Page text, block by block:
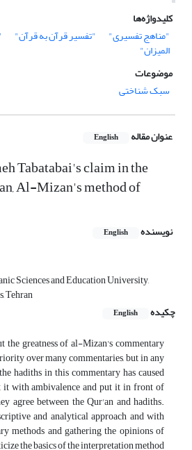
کلیدواژه‌ها
"مناهج تفسیری"
"تفسیر قرآن به قرآن"
المیزان"
موضوعات
سبک شناختی
عنوان مقاله English
Tabatabai's claim in the
Al-Mizan's method of
نویسنده English
Sciences and Education University,
Tehran
چکیده
English
the greatness of al-Mizan's commentary
over many commentaries, but in any
hadiths in this commentary has caused
it with ambivalence and put it in front of
agree between the Qur'an and hadiths.
and analytical approach and with
methods and gathering the opinions of
the basics of the interpretation method